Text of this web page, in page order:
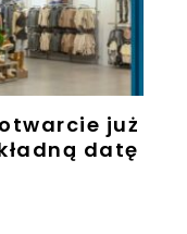
już
datę